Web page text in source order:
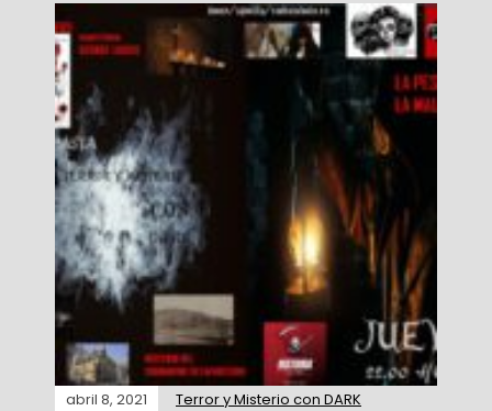
abril 8, 2021 Terror y Misterio con DARK